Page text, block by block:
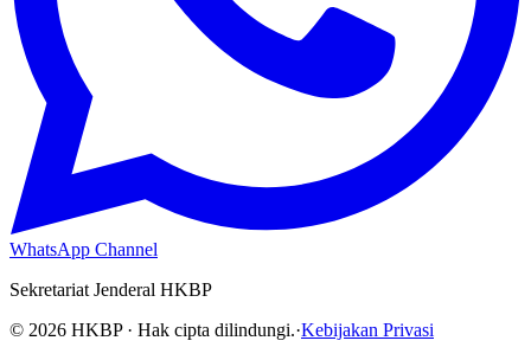
WhatsApp Channel
Sekretariat Jenderal HKBP
© 2026 HKBP · Hak cipta dilindungi.·Kebijakan Privasi